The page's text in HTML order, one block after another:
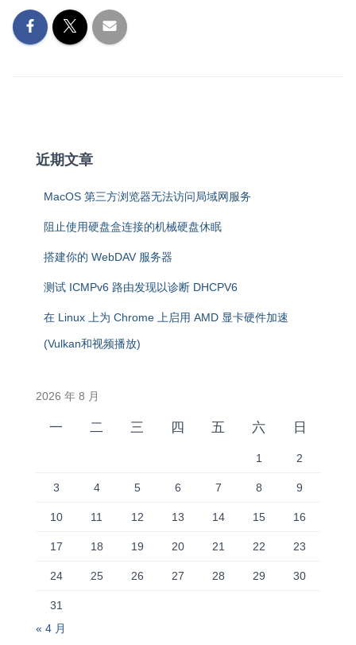
近期文章
MacOS 第三方浏览器无法访问局域网服务
阻止使用硬盘盒连接的机械硬盘休眠
搭建你的 WebDAV 服务器
测试 ICMPv6 路由发现以诊断 DHCPV6
在 Linux 上为 Chrome 上启用 AMD 显卡硬件加速
(Vulkan和视频播放)
2026 年 8 月
一 二 三 四 五 六 日
1 2
3 4 5 6 7 8 9
10 11 12 13 14 15 16
17 18 19 20 21 22 23
24 25 26 27 28 29 30
31
« 4 月